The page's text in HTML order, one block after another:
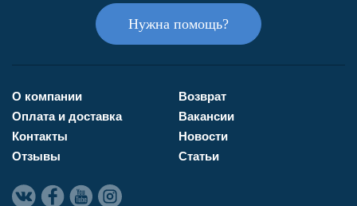
Нужна помощь?
О компании
Оплата и доставка
Контакты
Отзывы
Возврат
Вакансии
Новости
Статьи